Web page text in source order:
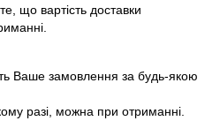
що вартість доставки
Ваше замовлення за будь-якою
разі, можна при отриманні.